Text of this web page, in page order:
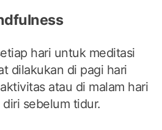
hari untuk meditasi
dilakukan di pagi hari
atau di malam hari
sebelum tidur.